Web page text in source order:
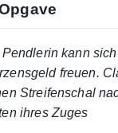
kann
freuen.
Streifenschal
ihres Zuges